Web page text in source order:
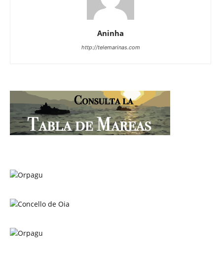
Aninha
http://telemarinas.com